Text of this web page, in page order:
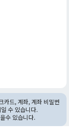
카드, 계좌, 계좌 비밀번
수 있습니다.
수 있습니다.